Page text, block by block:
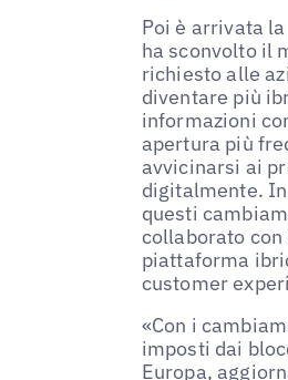
Poi è arrivata
ha sconvolto il
richiesto alle
diventare più
informazioni
apertura più
avvicinarsi ai
digitalmente.
questi
collaborato con
piattaforma
customer
«Con i
imposti dai
Europa,